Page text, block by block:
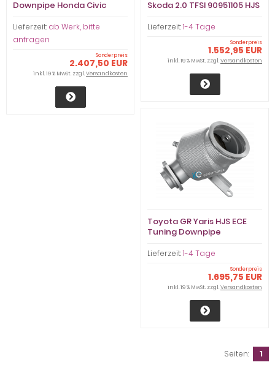
Downpipe Honda Civic
eintragbar 76mm
Lieferzeit: ab Werk, bitte
anfragen
Sonderpreis
2.407,50 EUR
inkl. 19 % MwSt. zzgl.Versandkosten
Skoda 2.0 TFSI 90951105 HJS
Sportkatalysator
Lieferzeit:1-4 Tage
Sonderpreis
1.552,95 EUR
inkl. 19 % MwSt. zzgl.Versandkosten
Toyota GR Yaris HJS ECE
Tuning Downpipe
Lieferzeit:1-4 Tage
Sonderpreis
1.695,75 EUR
inkl. 19 % MwSt. zzgl.Versandkosten
Seiten: 1